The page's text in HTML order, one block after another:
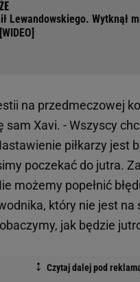
Lewandowskiego. Wytknął
na przedmeczowej
sam Xavi. - Wszyscy
piłkarzy jest
poczekać do jutra.
możemy popełnić
który nie jest na
jak będzie